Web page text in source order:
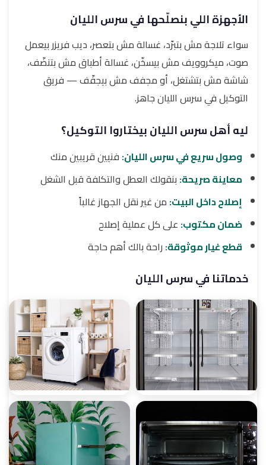
الأجهزة اللي بنصلّحها في سرس الليان
سواء تلاجة مش بتبرّد، غسالة مش بتعصر، ديب فريزر بيعمل
صوت، ميكروويف مش بيسخّن، غسالة أطباق مش بتنضّف،
شاشة مش بتشتغل، أو مجفف مش بيجفّف — فريق
التوكيل في سرس الليان جاهز.
ليه أهل سرس الليان بيختاروا التوكيل؟
وصول سريع في سرس الليان: فنيين قريبين منك
معاينة صريحة: بنقولك العطل والتكلفة قبل الشغل
إصلاح داخل البيت: من غير نقل الجهاز غالباً
ضمان مكتوب: على كل عملية إصلاح
قطع غيار موثوقة: راحة بالك أهم حاجة
خدماتنا في سرس الليان
صيانة ثلاجات صيانة غسالات